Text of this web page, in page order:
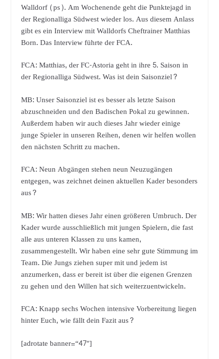
Walldorf (ps). Am Wochenende geht die Punktejagd in
der Regionalliga Südwest wieder los. Aus diesem Anlass
gibt es ein Interview mit Walldorfs Cheftrainer Matthias
Born. Das Interview führte der FCA.
FCA: Matthias, der FC-Astoria geht in ihre 5. Saison in
der Regionalliga Südwest. Was ist dein Saisonziel?
MB: Unser Saisonziel ist es besser als letzte Saison
abzuschneiden und den Badischen Pokal zu gewinnen.
Außerdem haben wir auch dieses Jahr wieder einige
junge Spieler in unseren Reihen, denen wir helfen wollen
den nächsten Schritt zu machen.
FCA: Neun Abgängen stehen neun Neuzugängen
entgegen, was zeichnet deinen aktuellen Kader besonders
aus?
MB: Wir hatten dieses Jahr einen größeren Umbruch. Der
Kader wurde ausschließlich mit jungen Spielern, die fast
alle aus unteren Klassen zu uns kamen,
zusammengestellt. Wir haben eine sehr gute Stimmung im
Team. Die Jungs ziehen super mit und jedem ist
anzumerken, dass er bereit ist über die eigenen Grenzen
zu gehen und den Willen hat sich weiterzuentwickeln.
FCA: Knapp sechs Wochen intensive Vorbereitung liegen
hinter Euch, wie fällt dein Fazit aus?
[adrotate banner=“47″]